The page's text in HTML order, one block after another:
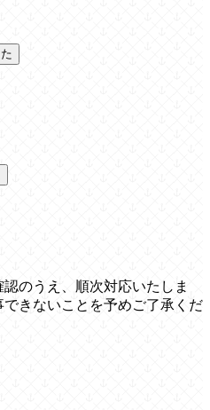
のうえ、順次対応いたしま
きないことを予めご了承くだ